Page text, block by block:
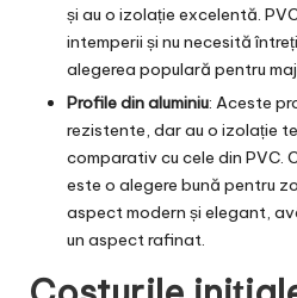
și au o izolație excelentă.
intemperii și nu necesită
alegerea populară pentru
Profile din aluminiu: Aceste
rezistente, dar au o izolație
comparativ cu cele din PVC.
este o alegere bună pentru
aspect modern și elegant,
un aspect rafinat.